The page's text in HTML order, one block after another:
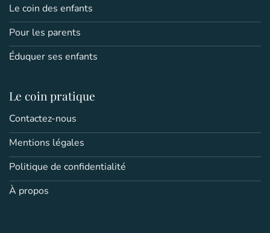
Le coin des enfants
Pour les parents
Éduquer ses enfants
Le coin pratique
Contactez-nous
Mentions légales
Politique de confidentialité
À propos